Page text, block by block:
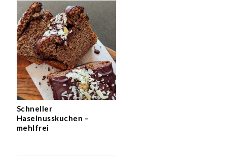
Schneller
Haselnusskuchen –
mehlfrei